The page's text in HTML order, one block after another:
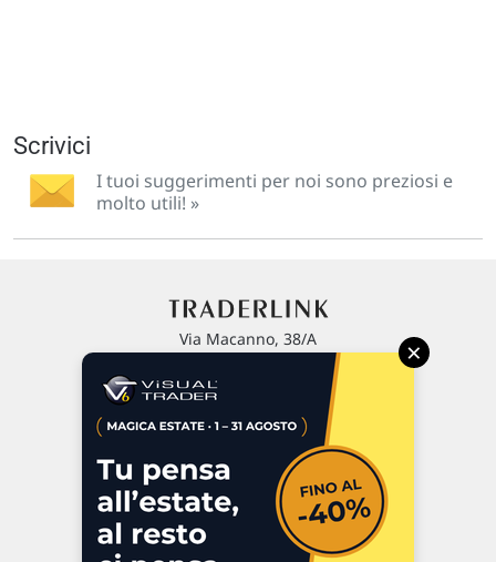
Scrivici
I tuoi suggerimenti per noi sono preziosi e
molto utili! »
Via Macanno, 38/A
P.IVA 02 452 460 401
Commenti e segnalazioni
Contattaci
×